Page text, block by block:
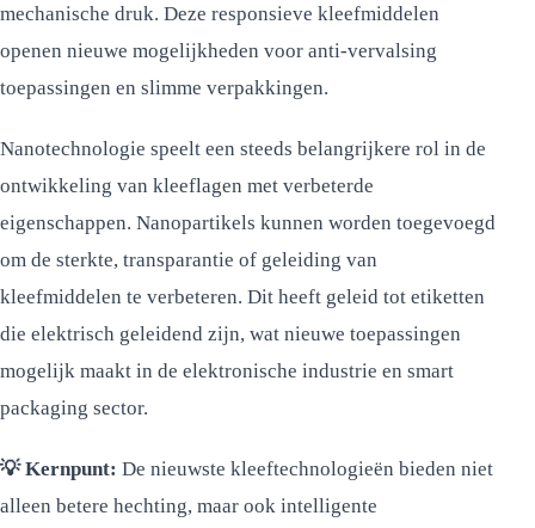
mechanische druk. Deze responsieve kleefmiddelen
openen nieuwe mogelijkheden voor anti-vervalsing
toepassingen en slimme verpakkingen.
Nanotechnologie speelt een steeds belangrijkere rol in de
ontwikkeling van kleeflagen met verbeterde
eigenschappen. Nanopartikels kunnen worden toegevoegd
om de sterkte, transparantie of geleiding van
kleefmiddelen te verbeteren. Dit heeft geleid tot etiketten
die elektrisch geleidend zijn, wat nieuwe toepassingen
mogelijk maakt in de elektronische industrie en smart
packaging sector.
💡 Kernpunt: De nieuwste kleeftechnologieën bieden niet
alleen betere hechting, maar ook intelligente